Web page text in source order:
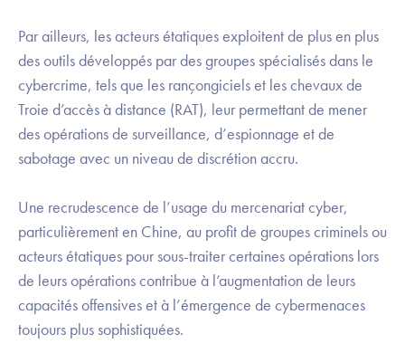
Par ailleurs, les acteurs étatiques exploitent de plus en plus
des outils développés par des groupes spécialisés dans le
cybercrime, tels que les rançongiciels et les chevaux de
Troie d’accès à distance (RAT), leur permettant de mener
des opérations de surveillance, d’espionnage et de
sabotage avec un niveau de discrétion accru.
Une recrudescence de l’usage du mercenariat cyber,
particulièrement en Chine, au profit de groupes criminels ou
acteurs étatiques pour sous-traiter certaines opérations lors
de leurs opérations contribue à l’augmentation de leurs
capacités offensives et à l’émergence de cybermenaces
toujours plus sophistiquées.